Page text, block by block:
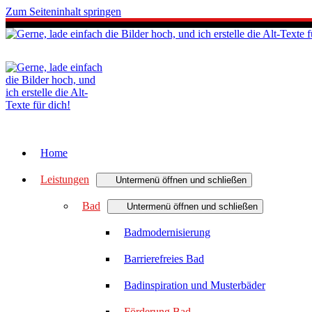
Zum Seiteninhalt springen
Home
Leistungen Untermenü öffnen und schließen
Bad Untermenü öffnen und schließen
Badmodernisierung
Barrierefreies Bad
Badinspiration und Musterbäder